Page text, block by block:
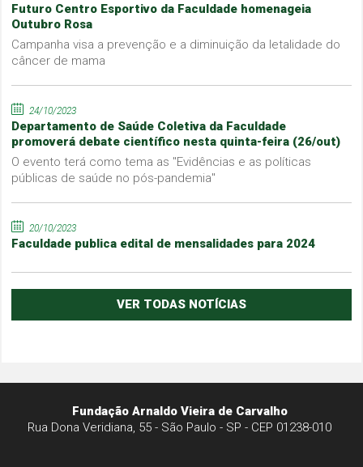
Futuro Centro Esportivo da Faculdade homenageia
Outubro Rosa
Campanha visa a prevenção e a diminuição da letalidade do
câncer de mama
24/10/2023
Departamento de Saúde Coletiva da Faculdade
promoverá debate científico nesta quinta-feira (26/out)
O evento terá como tema as "Evidências e as políticas
públicas de saúde no pós-pandemia"
20/10/2023
Faculdade publica edital de mensalidades para 2024
VER TODAS NOTÍCIAS
Fundação Arnaldo Vieira de Carvalho
Rua Dona Veridiana, 55 - São Paulo - SP - CEP 01238-010